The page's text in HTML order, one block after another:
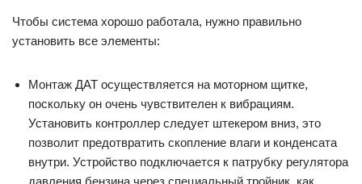
Чтобы система хорошо работала, нужно правильно
установить все элементы:
Монтаж ДАТ осуществляется на моторном щитке,
поскольку он очень чувствителен к вибрациям.
Установить контроллер следует штекером вниз, это
позволит предотвратить скопление влаги и конденсата
внутри. Устройство подключается к патрубку регулятора